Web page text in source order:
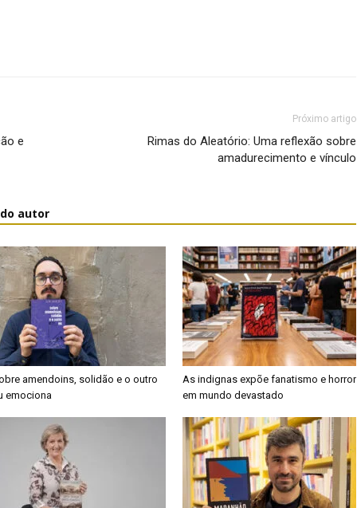
e
Próximo artigo
Rimas do Aleatório: Uma reflexão sobre
amadurecimento e vínculo
autor
amendoins, solidão e o outro
emociona
As indignas expõe fanatismo e horror
em mundo devastado